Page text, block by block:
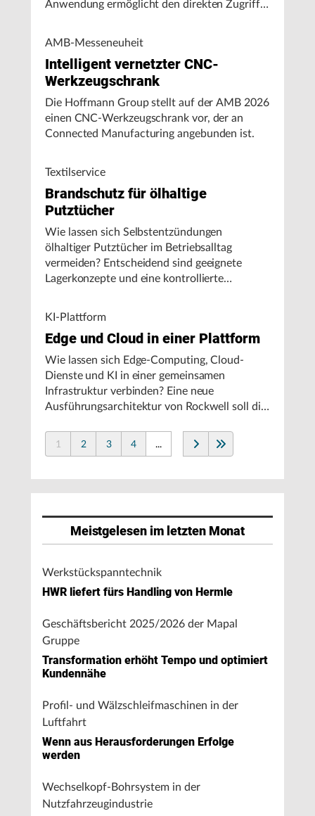
Anwendung ermöglicht den direkten Zugriff
Energieverbrauch.
AMB-Messeneuheit
Intelligent vernetzter CNC-
Werkzeugschrank
Die Hoffmann Group stellt auf der AMB 2026
einen CNC-Werkzeugschrank vor, der an
Connected Manufacturing angebunden ist.
Textilservice
Brandschutz für ölhaltige
Putztücher
Wie lassen sich Selbstentzündungen
ölhaltiger Putztücher im Betriebsalltag
vermeiden? Entscheidend sind geeignete
Lagerkonzepte und eine kontrollierte
KI-Plattform
Edge und Cloud in einer Plattform
Wie lassen sich Edge-Computing, Cloud-
Dienste und KI in einer gemeinsamen
Infrastruktur verbinden? Eine neue
Ausführungsarchitektur von Rockwell soll die
vereinfachen und den autonomen
Fertigungsbetrieb unterstützen.
1 2 3 4 ...
Meistgelesen im letzten Monat
Werkstückspanntechnik
HWR liefert fürs Handling von Hermle
Geschäftsbericht 2025/2026 der Mapal
Gruppe
Transformation erhöht Tempo und optimiert
Kundennähe
Profil- und Wälzschleifmaschinen in der
Luftfahrt
Wenn aus Herausforderungen Erfolge
werden
Wechselkopf-Bohrsystem in der
Nutzfahrzeugindustrie